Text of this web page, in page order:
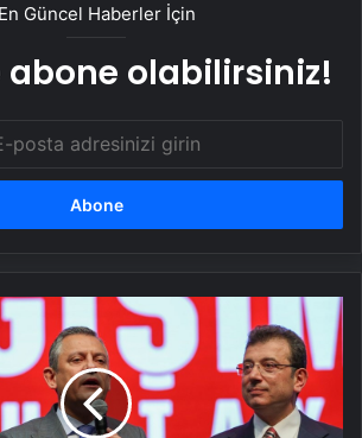
En Güncel Haberler İçin
abone olabilirsiniz!